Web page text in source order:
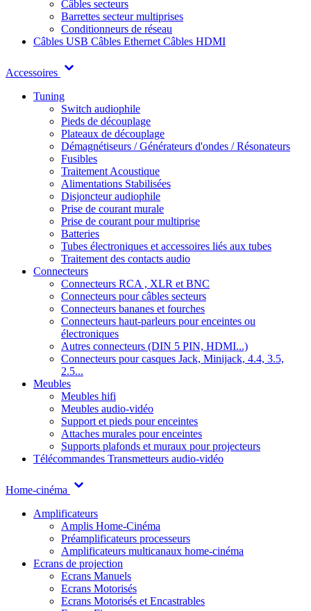
Câbles secteurs
Barrettes secteur multiprises
Conditionneurs de réseau
Câbles USB Câbles Ethernet Câbles HDMI
Accessoires
Tuning
Switch audiophile
Pieds de découplage
Plateaux de découplage
Démagnétiseurs / Générateurs d'ondes / Résonateurs
Fusibles
Traitement Acoustique
Alimentations Stabilisées
Disjoncteur audiophile
Prise de courant murale
Prise de courant pour multiprise
Batteries
Tubes électroniques et accessoires liés aux tubes
Traitement des contacts audio
Connecteurs
Connecteurs RCA , XLR et BNC
Connecteurs pour câbles secteurs
Connecteurs bananes et fourches
Connecteurs haut-parleurs pour enceintes ou
électroniques
Autres connecteurs (DIN 5 PIN, HDMI...)
Connecteurs pour casques Jack, Minijack, 4.4, 3.5,
2.5...
Meubles
Meubles hifi
Meubles audio-vidéo
Support et pieds pour enceintes
Attaches murales pour enceintes
Supports plafonds et muraux pour projecteurs
Télécommandes Transmetteurs audio-vidéo
Home-cinéma
Amplificateurs
Amplis Home-Cinéma
Préamplificateurs processeurs
Amplificateurs multicanaux home-cinéma
Ecrans de projection
Ecrans Manuels
Ecrans Motorisés
Ecrans Motorisés et Encastrables